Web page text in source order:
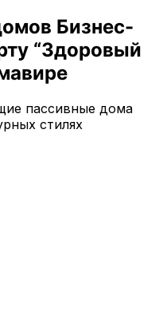
Бизнес-
“Здоровый
пассивные дома
стилях